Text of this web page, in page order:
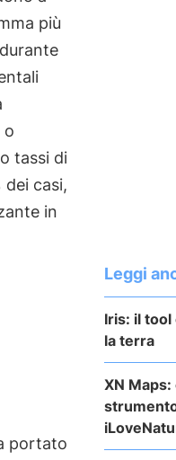
più
o
tassi di
casi,
in
portato
Leggi
Iris: il
la terra
XN